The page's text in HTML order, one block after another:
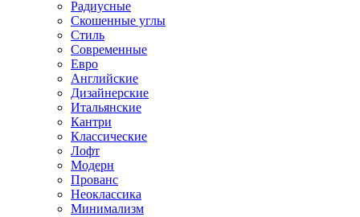
Радиусные
Скошенные углы
Стиль
Современные
Евро
Английские
Дизайнерские
Итальянские
Кантри
Классические
Лофт
Модерн
Прованс
Неоклассика
Минимализм